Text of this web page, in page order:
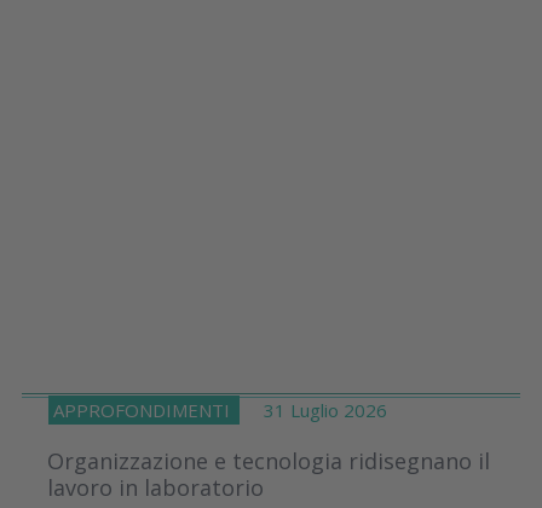
APPROFONDIMENTI 31 Luglio 2026
Organizzazione e tecnologia ridisegnano il
lavoro in laboratorio